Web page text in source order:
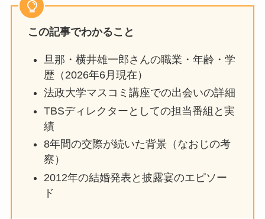
この記事でわかること
旦那・横井雄一郎さんの職業・年齢・学
歴（2026年6月現在）
法政大学マスコミ講座での出会いの詳細
TBSディレクターとしての担当番組と実
績
8年間の交際が続いた背景（なおじの考
察）
2012年の結婚発表と披露宴のエピソー
ド